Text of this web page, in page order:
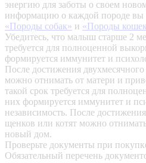
энергию для заботы о своем
информацию о каждой породе вы
«Породы собак» и «Породы
Убедитесь, что малыш старше 2
требуется для полноценной
формируется иммунитет и
После достижения
можно отнимать от матери и
такой срок требуется для
них формируется иммунитет и
независимость. После
щенков или котят можно
новый дом.
Проверьте документы при
Обязательный перечень